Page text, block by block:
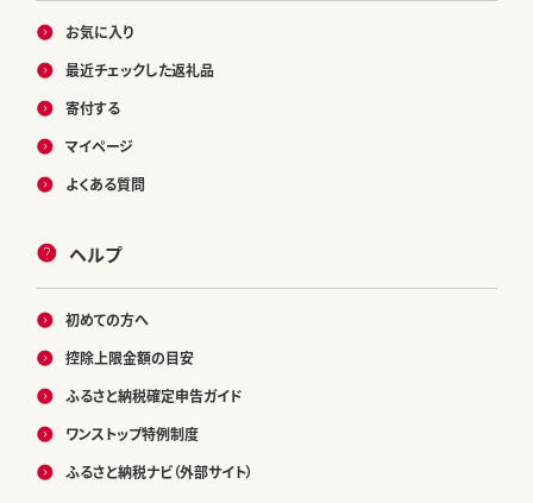
お気に入り
最近チェックした返礼品
寄付する
マイページ
よくある質問
ヘルプ
初めての方へ
控除上限金額の目安
ふるさと納税確定申告ガイド
ワンストップ特例制度
ふるさと納税ナビ（外部サイト）